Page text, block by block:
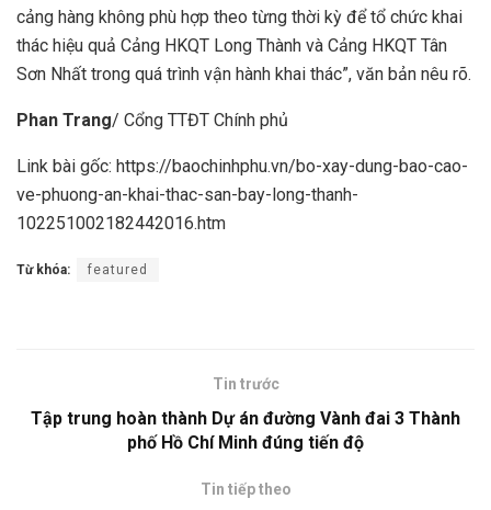
cảng hàng không phù hợp theo từng thời kỳ để tổ chức khai
thác hiệu quả Cảng HKQT Long Thành và Cảng HKQT Tân
Sơn Nhất trong quá trình vận hành khai thác”, văn bản nêu rõ.
Phan Trang/ Cổng TTĐT Chính phủ
Link bài gốc: https://baochinhphu.vn/bo-xay-dung-bao-cao-
ve-phuong-an-khai-thac-san-bay-long-thanh-
102251002182442016.htm
Từ khóa: featured
Tin trước
Tập trung hoàn thành Dự án đường Vành đai 3 Thành
phố Hồ Chí Minh đúng tiến độ
Tin tiếp theo